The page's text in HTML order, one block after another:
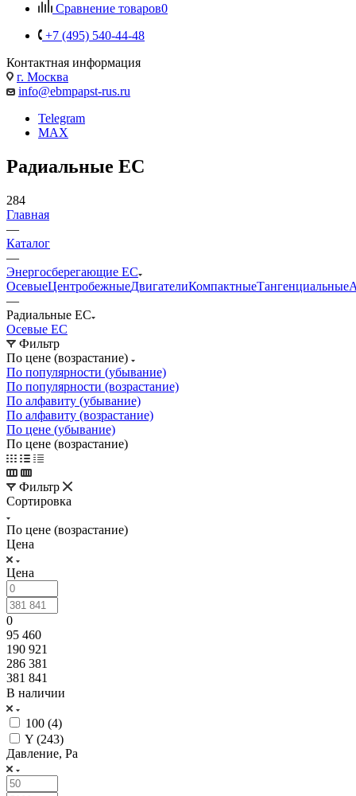
Сравнение товаров0
+7 (495) 540-44-48
Контактная информация
г. Москва
info@ebmpapst-rus.ru
Telegram
MAX
Радиальные EC
284
Главная
—
Каталог
—
Энергосберегающие EC
ОсевыеЦентробежныеДвигателиКомпактныеТангенциальные
—
Радиальные EC
Осевые EC
Фильтр
По цене (возрастание)
По популярности (убывание)
По популярности (возрастание)
По алфавиту (убывание)
По алфавиту (возрастание)
По цене (убывание)
По цене (возрастание)
Фильтр
Сортировка
По цене (возрастание)
Цена
Цена
0
95 460
190 921
286 381
381 841
В наличии
100 (4)
Y (243)
Давление, Pa